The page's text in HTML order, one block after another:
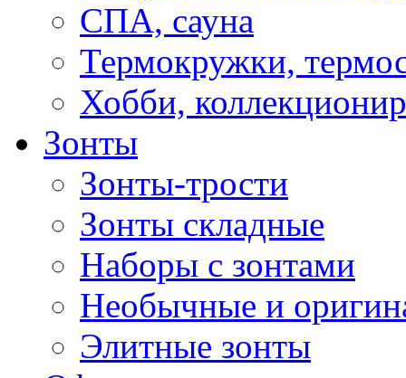
СПА, сауна
Термокружки,
Хобби,
Зонты
Зонты-трости
Зонты складные
Наборы с зонтами
Необычные и
Элитные зонты